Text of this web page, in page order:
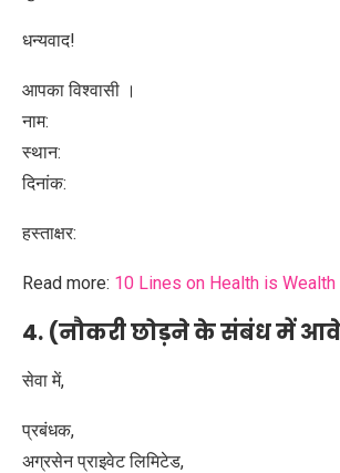
धन्यवाद!
आपका विश्वासी ।
नाम:
स्थान:
दिनांक:
हस्ताक्षर:
Read more: 10 Lines on Health is Wealth
4. (नौकरी छोड़ने के संबंध में
सेवा में,
प्रबंधक,
अग्रसेन प्राइवेट लिमिटेड,